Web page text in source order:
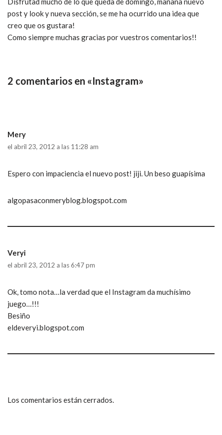
post y look y nueva sección, se me ha ocurrido una idea que
creo que os gustara!
Como siempre muchas gracias por vuestros comentarios!!
2 comentarios en «Instagram»
Mery
el abril 23, 2012 a las 11:28 am
Espero con impaciencia el nuevo post! jiji. Un beso guapísima
algopasaconmeryblog.blogspot.com
Veryi
el abril 23, 2012 a las 6:47 pm
Ok, tomo nota…la verdad que el Instagram da muchísimo
juego…!!!
Besiño
eldeveryi.blogspot.com
Los comentarios están cerrados.